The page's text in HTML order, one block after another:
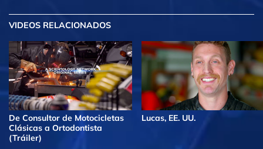
VIDEOS RELACIONADOS
De Consultor de Motocicletas
Clásicas a Ortodontista
(Tráiler)
Lucas, EE. UU.